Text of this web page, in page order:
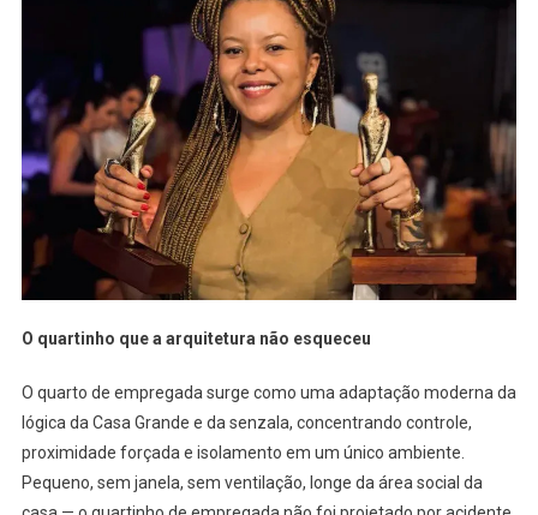
O quartinho que a arquitetura não esqueceu
O quarto de empregada surge como uma adaptação moderna da
lógica da Casa Grande e da senzala, concentrando controle,
proximidade forçada e isolamento em um único ambiente.
Pequeno, sem janela, sem ventilação, longe da área social da